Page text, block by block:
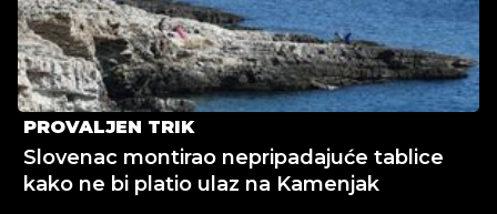
PROVALJEN TRIK
Slovenac montirao nepripadajuće tablice
kako ne bi platio ulaz na Kamenjak